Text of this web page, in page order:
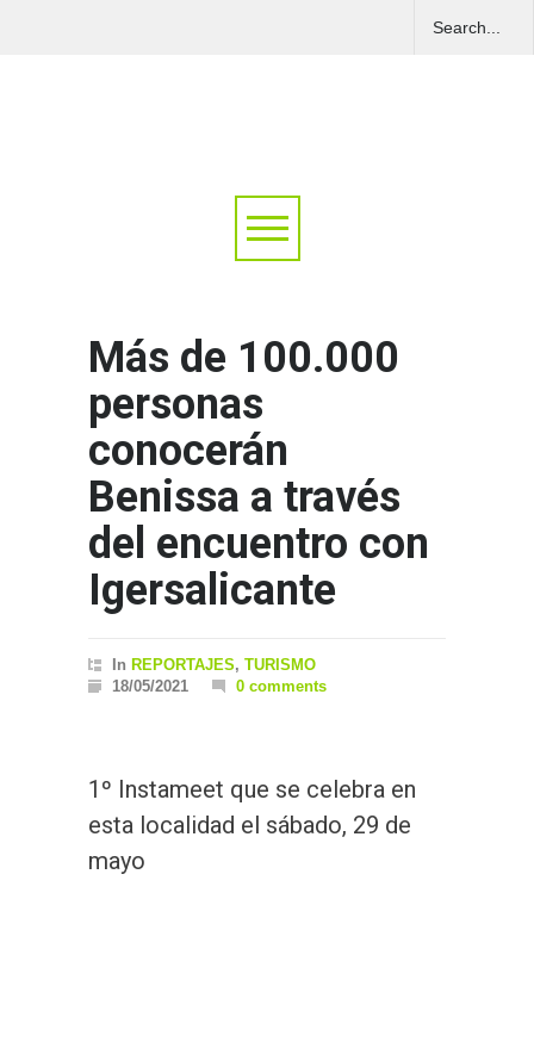
Más de 100.000
personas
conocerán
Benissa a través
del encuentro con
Igersalicante
In REPORTAJES, TURISMO
18/05/2021
0 comments
1º Instameet que se celebra en
esta localidad el sábado, 29 de
mayo